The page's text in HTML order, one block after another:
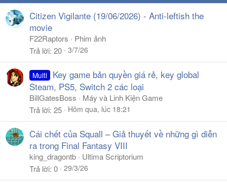
Citizen Vigilante (19/06/2026) - Anti-leftish the
movie
F22Raptors
Phim ảnh
Trả lời 20 3/7/26
Multi
Key game bản quyền giá rẻ, key global
Steam, PS5, Switch 2 các loại
BillGatesBoss
Máy và Linh Kiện Game
Trả lời 25 Hôm qua, lúc 18:21
Cái chết của Squall – Giả thuyết về những gì diễn
ra trong Final Fantasy VIII
king_dragontb
Ultima Scriptorium
Trả lời 0 29/3/26